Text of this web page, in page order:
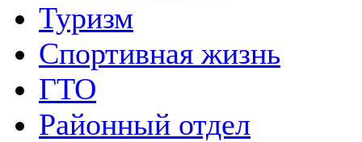
Туризм
Спортивная жизнь
ГТО
Районный отдел